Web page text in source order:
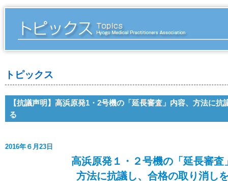
トピックス
【抗議声明】高浜原発1・2号機の「延長審査」内容、方法に
る
2016年６月23日
高浜原発１・２号機の「延長審査
方法に抗議し、合格の取り消し